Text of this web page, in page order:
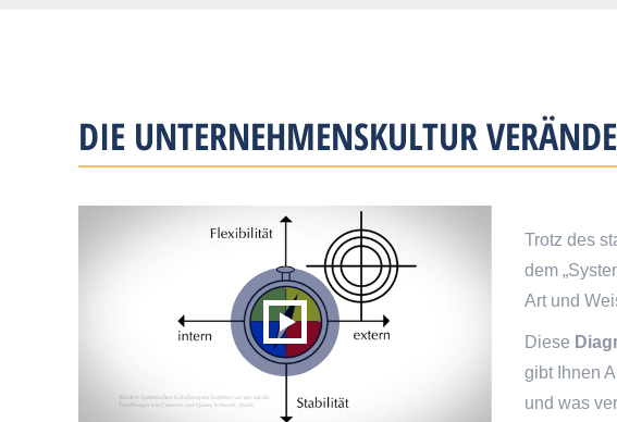
DIE UNTERNEHMENSKULTUR
Trotz des
dem
Art und
Diese
gibt Ihnen
und was